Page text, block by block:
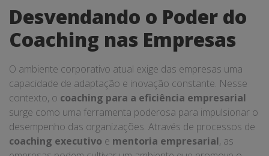
Desvendando o Poder do
Coaching nas Empresas
O ambiente corporativo atual exige das empresas uma
capacidade de adaptação e inovação constante. Nesse
contexto, o coaching para a eficiência empresarial
surge como uma ferramenta poderosa para impulsionar o
desempenho das organizações. Através de processos de
coaching executivo e mentoria empresarial, as